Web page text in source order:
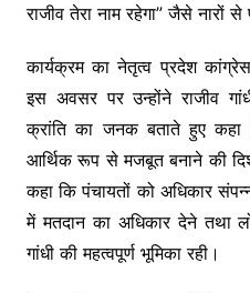
राजीव तेरा नाम रहेगा” जैसे नारों
कार्यक्रम का नेतृत्व प्रदेश
इस अवसर पर उन्होंने राजीव
क्रांति का जनक बताते हुए
आर्थिक रूप से मजबूत बनाने की
कहा कि पंचायतों को अधिकार
में मतदान का अधिकार देने तथा
गांधी की महत्वपूर्ण भूमिका रही।